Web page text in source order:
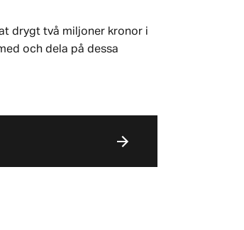
drygt två miljoner kronor i
och dela på dessa